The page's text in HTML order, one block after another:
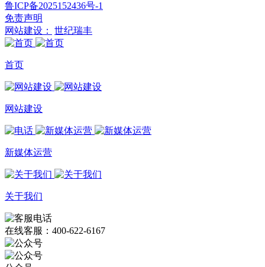
鲁ICP备2025152436号-1
免责声明
网站建设：
世纪瑞丰
首页
网站建设
新媒体运营
关于我们
在线客服：400-622-6167